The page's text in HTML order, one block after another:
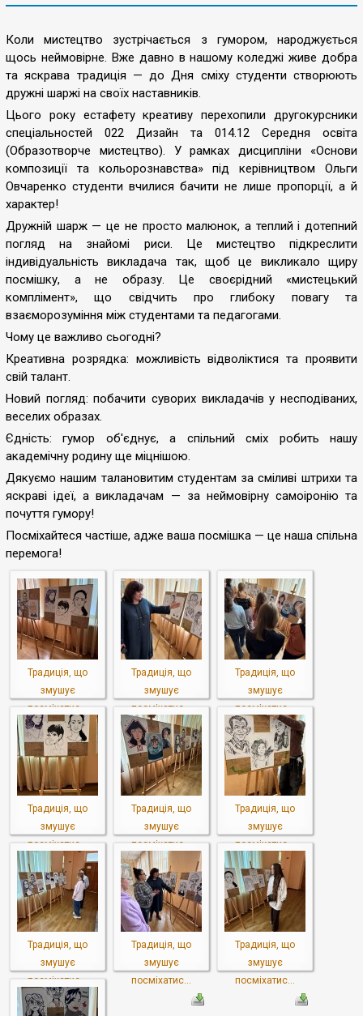
Коли мистецтво зустрічається з гумором, народжується
щось неймовірне. Вже давно в нашому коледжі живе добра
та яскрава традиція — до Дня сміху студенти створюють
дружні шаржі на своїх наставників.
Цього року естафету креативу перехопили другокурсники
спеціальностей 022 Дизайн та 014.12 Середня освіта
(Образотворче мистецтво). У рамках дисципліни «Основи
композиції та кольорознавства» під керівництвом Ольги
Овчаренко студенти вчилися бачити не лише пропорції, а й
характер!
Дружній шарж —це не просто малюнок, а теплий і дотепний
погляд на знайомі риси. Це мистецтво підкреслити
індивідуальність викладача так, щоб це викликало щиру
посмішку, а не образу. Це своєрідний «мистецький
комплімент», що свідчить про глибоку повагу та
взаєморозуміння між студентами та педагогами.
Чому це важливо сьогодні?
Креативна розрядка: можливість відволіктися та проявити
свій талант.
Новий погляд: побачити суворих викладачів у несподіваних,
веселих образах.
Єдність: гумор об'єднує, а спільний сміх робить нашу
академічну родину ще міцнішою.
Дякуємо нашим талановитим студентам за сміливі штрихи та
яскраві ідеї, а викладачам — за неймовірну самоіронію та
почуття гумору!
Посміхайтеся частіше, адже ваша посмішка — це наша спільна
перемога!
Традиція, що
змушує
посміхатис...
Традиція, що
змушує
посміхатис...
Традиція, що
змушує
посміхатис...
Традиція, що
змушує
посміхатис...
Традиція, що
змушує
посміхатис...
Традиція, що
змушує
посміхатис...
Традиція, що
змушує
посміхатис...
Традиція, що
змушує
посміхатис...
Традиція, що
змушує
посміхатис...